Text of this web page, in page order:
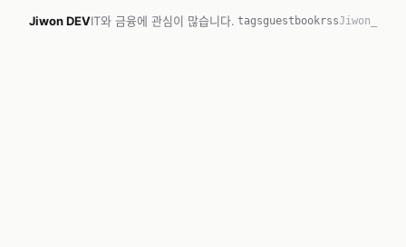
Jiwon DEVIT와 금융에 관심이 많습니다. tagsguestbookrssJiwon_